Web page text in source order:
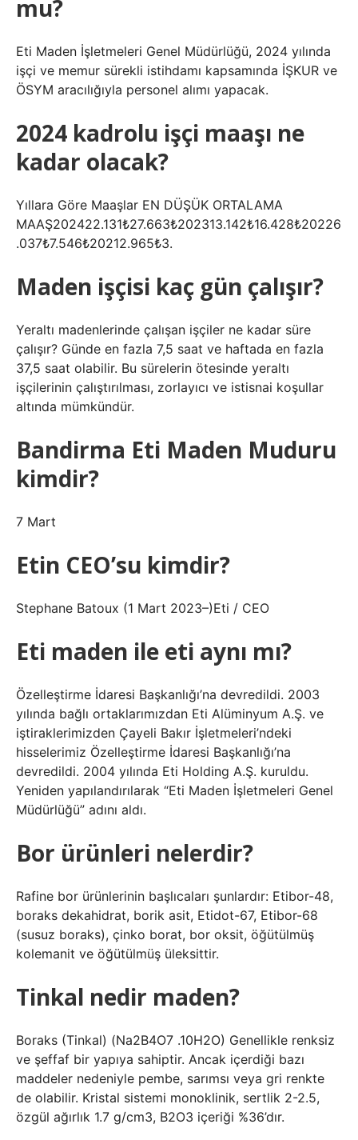
mu?
Eti Maden İşletmeleri Genel Müdürlüğü, 2024 yılında
işçi ve memur sürekli istihdamı kapsamında İŞKUR ve
ÖSYM aracılığıyla personel alımı yapacak.
2024 kadrolu işçi maaşı ne
kadar olacak?
Yıllara Göre Maaşlar EN DÜŞÜK ORTALAMA
MAAŞ202422.131₺27.663₺202313.142₺16.428₺20226
.037₺7.546₺20212.965₺3.
Maden işçisi kaç gün çalışır?
Yeraltı madenlerinde çalışan işçiler ne kadar süre
çalışır? Günde en fazla 7,5 saat ve haftada en fazla
37,5 saat olabilir. Bu sürelerin ötesinde yeraltı
işçilerinin çalıştırılması, zorlayıcı ve istisnai koşullar
altında mümkündür.
Bandirma Eti Maden Muduru
kimdir?
7 Mart
Etin CEO’su kimdir?
Stephane Batoux (1 Mart 2023–)Eti / CEO
Eti maden ile eti aynı mı?
Özelleştirme İdaresi Başkanlığı’na devredildi. 2003
yılında bağlı ortaklarımızdan Eti Alüminyum A.Ş. ve
iştiraklerimizden Çayeli Bakır İşletmeleri’ndeki
hisselerimiz Özelleştirme İdaresi Başkanlığı’na
devredildi. 2004 yılında Eti Holding A.Ş. kuruldu.
Yeniden yapılandırılarak “Eti Maden İşletmeleri Genel
Müdürlüğü” adını aldı.
Bor ürünleri nelerdir?
Rafine bor ürünlerinin başlıcaları şunlardır: Etibor-48,
boraks dekahidrat, borik asit, Etidot-67, Etibor-68
(susuz boraks), çinko borat, bor oksit, öğütülmüş
kolemanit ve öğütülmüş üleksittir.
Tinkal nedir maden?
Boraks (Tinkal) (Na2B4O7 .10H2O) Genellikle renksiz
ve şeffaf bir yapıya sahiptir. Ancak içerdiği bazı
maddeler nedeniyle pembe, sarımsı veya gri renkte
de olabilir. Kristal sistemi monoklinik, sertlik 2-2.5,
özgül ağırlık 1.7 g/cm3, B2O3 içeriği %36’dır.